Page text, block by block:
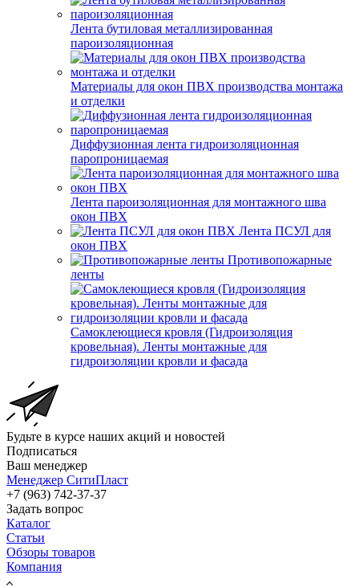
Лента бутиловая металлизированная
пароизоляционная
Материалы для окон ПВХ производства монтажа
и отделки
Диффузионная лента гидроизоляционная
паропроницаемая
Лента пароизоляционная для монтажного шва
окон ПВХ
Лента ПСУЛ для
окон ПВХ
Противопожарные
ленты
Самоклеющиеся кровля (Гидроизоляция
кровельная). Ленты монтажные для
гидроизоляции кровли и фасада
Будьте в курсе наших акций и новостей
Подписаться
Ваш менеджер
Менеджер СитиПласт
+7 (963) 742-37-37
Задать вопрос
Каталог
Статьи
Обзоры товаров
Компания